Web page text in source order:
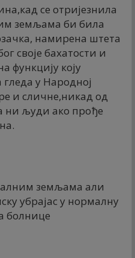
се отријезнила
земљама би била
намирена штета
своје бахатости и
функцију коју
у Народној
и сличне,никад од
ни људи ако прође
земљама али
убрајас у нормалну
болнице